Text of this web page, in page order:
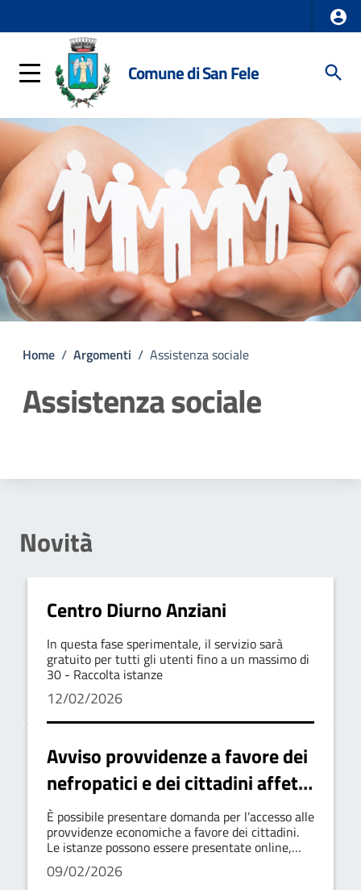
Comune di San Fele
Home / Argomenti / Assistenza sociale
Assistenza sociale
Novità
Centro Diurno Anziani
In questa fase sperimentale, il servizio sarà
gratuito per tutti gli utenti fino a un massimo di
30 - Raccolta istanze
12/02/2026
Avviso provvidenze a favore dei
nefropatici e dei cittadini affetti
da talassemia ed altre patologie
del sangue
È possibile presentare domanda per l’accesso alle
provvidenze economiche a favore dei cittadini.
Le istanze possono essere presentate online,
tramite il Portale del Cittadino
09/02/2026